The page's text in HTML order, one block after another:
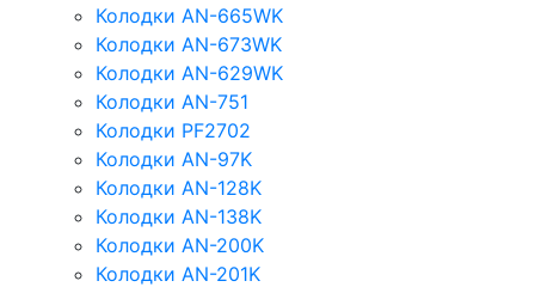
Колодки AN-665WK
Колодки AN-673WK
Колодки AN-629WK
Колодки AN-751
Колодки PF2702
Колодки AN-97K
Колодки AN-128K
Колодки AN-138K
Колодки AN-200K
Колодки AN-201K